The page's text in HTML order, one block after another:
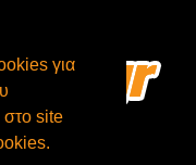
για
στο site